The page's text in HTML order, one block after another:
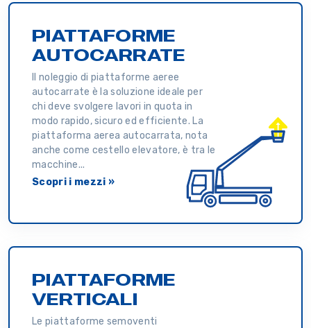
PIATTAFORME
AUTOCARRATE
Il noleggio di piattaforme aeree
autocarrate è la soluzione ideale per
chi deve svolgere lavori in quota in
modo rapido, sicuro ed efficiente. La
piattaforma aerea autocarrata, nota
anche come cestello elevatore, è tra le
macchine...
Scopri i mezzi »
PIATTAFORME
VERTICALI
Le piattaforme semoventi